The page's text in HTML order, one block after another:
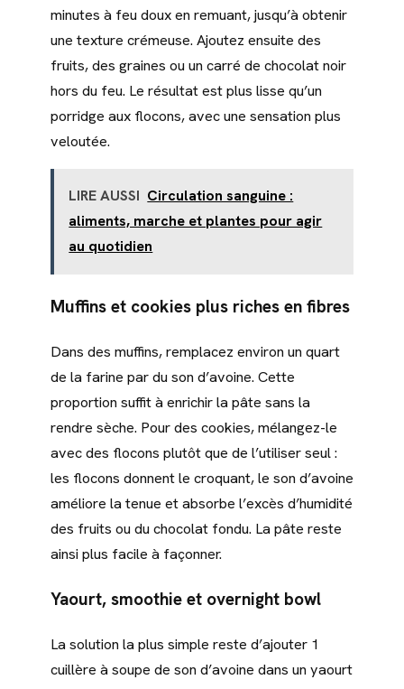
minutes à feu doux en remuant, jusqu’à obtenir
une texture crémeuse. Ajoutez ensuite des
fruits, des graines ou un carré de chocolat noir
hors du feu. Le résultat est plus lisse qu’un
porridge aux flocons, avec une sensation plus
veloutée.
LIRE AUSSI Circulation sanguine :
aliments, marche et plantes pour agir
au quotidien
Muffins et cookies plus riches en fibres
Dans des muffins, remplacez environ un quart
de la farine par du son d’avoine. Cette
proportion suffit à enrichir la pâte sans la
rendre sèche. Pour des cookies, mélangez-le
avec des flocons plutôt que de l’utiliser seul :
les flocons donnent le croquant, le son d’avoine
améliore la tenue et absorbe l’excès d’humidité
des fruits ou du chocolat fondu. La pâte reste
ainsi plus facile à façonner.
Yaourt, smoothie et overnight bowl
La solution la plus simple reste d’ajouter 1
cuillère à soupe de son d’avoine dans un yaourt